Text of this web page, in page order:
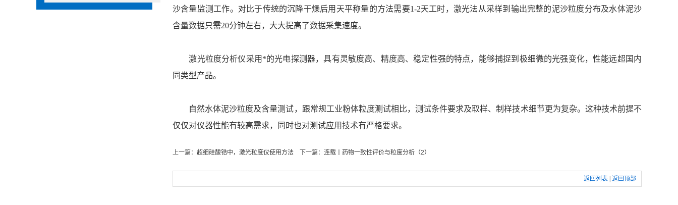
沙含量监测工作。对比于传统的沉降干燥后用天平称量的方法需要1-2天工时，激光法从采样到输出完整的泥沙粒度分布及水体泥沙
含量数据只需20分钟左右，大大提高了数据采集速度。
激光粒度分析仪采用*的光电探测器，具有灵敏度高、精度高、稳定性强的特点，能够捕捉到极细微的光强变化，性能远超国内
同类型产品。
自然水体泥沙粒度及含量测试，跟常规工业粉体粒度测试相比，测试条件要求及取样、制样技术细节更为复杂。这种技术前提不
仅仅对仪器性能有较高需求，同时也对测试应用技术有严格要求。
上一篇： 超细硅酸锆中，激光粒度仪使用方法 下一篇： 连载丨药物一致性评价与粒度分析（2）
返回列表 返回顶部